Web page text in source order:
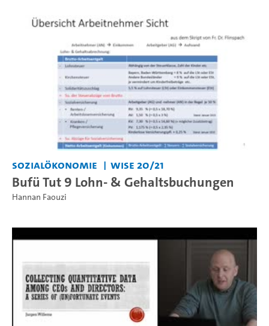
Sozialökonomie WiSe 20/21
Bufü Tut 9 Lohn- & Gehaltsbuchungen
Hannan Faouzi